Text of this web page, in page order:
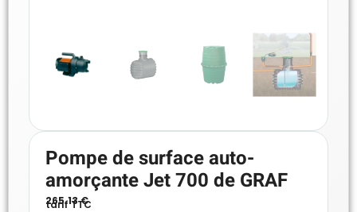
Pompe de surface auto-
amorçante Jet 700 de GRAF
265.13€
tarif TTC